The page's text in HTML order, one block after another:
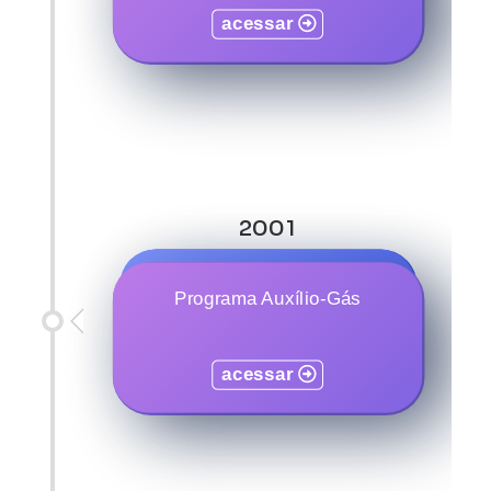
2001
acessar
acessar
acessar
Programa Auxílio-Gás
acessar